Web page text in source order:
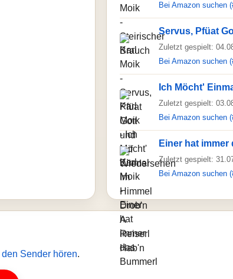
Bei Amazon suchen
Servus, Pfüat
Zuletzt gespielt:
Bei Amazon suchen
Ich Möcht'
Zuletzt gespielt:
Bei Amazon suchen
Einer hat immer
Zuletzt gespielt:
Bei Amazon suchen
den Sender hören.